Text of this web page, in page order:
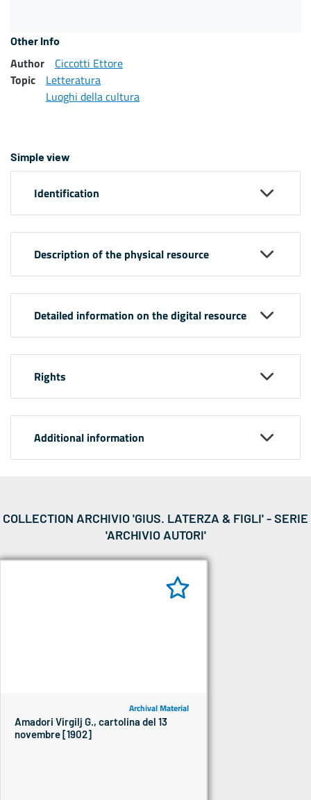
Other Info
Author
Ciccotti Ettore
Topic
Letteratura
Luoghi della cultura
Simple view
Identification
Description of the physical resource
Detailed information on the digital resource
Rights
Additional information
COLLECTION ARCHIVIO 'GIUS. LATERZA & FIGLI' - SERIE
'ARCHIVIO AUTORI'
Archival Material
Amadori Virgilj G., cartolina del 13
novembre [1902]